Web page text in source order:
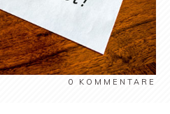
0 KOMMENTARE